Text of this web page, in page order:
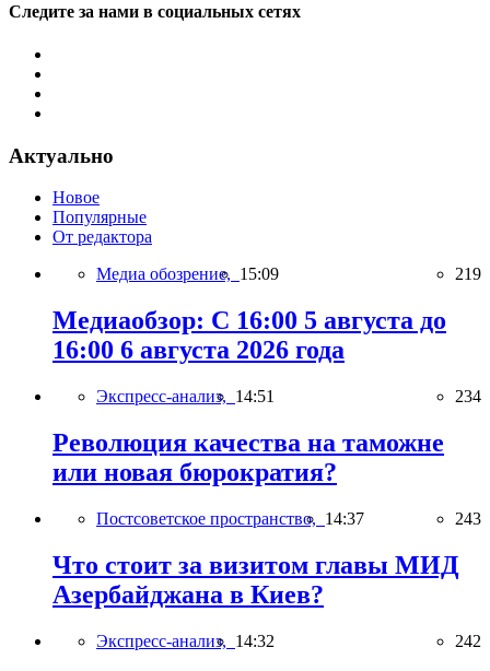
Следите за нами в социальных сетях
Актуально
Новое
Популярные
От редактора
Медиа обозрение, 15:09 219
Медиаобзор: С 16:00 5 августа до
16:00 6 августа 2026 года
Экспресс-анализ, 14:51 234
Революция качества на таможне
или новая бюрократия?
Постсоветское пространство, 14:37 243
Что стоит за визитом главы МИД
Азербайджана в Киев?
Экспресс-анализ, 14:32 242